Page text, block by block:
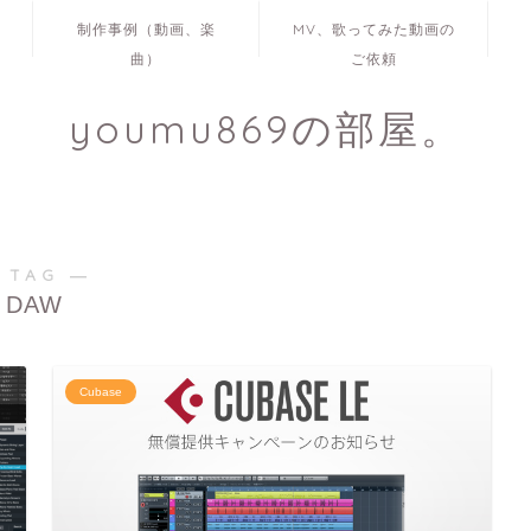
制作事例（動画、楽
曲）
MV、歌ってみた動画の
ご依頼
youmu869の部屋。
―
DAW
Cubase